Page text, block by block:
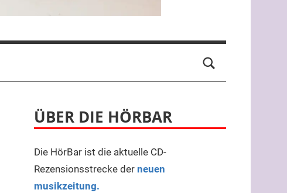
ÜBER DIE HÖRBAR
Die HörBar ist die aktuelle CD-
Rezensionsstrecke der neuen
musikzeitung.